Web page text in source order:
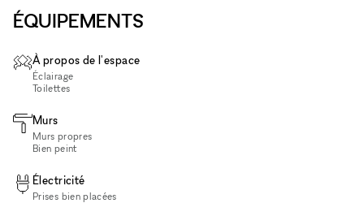
ÉQUIPEMENTS
À propos de l'espace
Éclairage
Toilettes
Murs
Murs propres
Bien peint
Électricité
Prises bien placées